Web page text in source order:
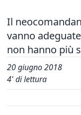
Il
vanno
non hanno più
20 giugno 2018
4' di lettura